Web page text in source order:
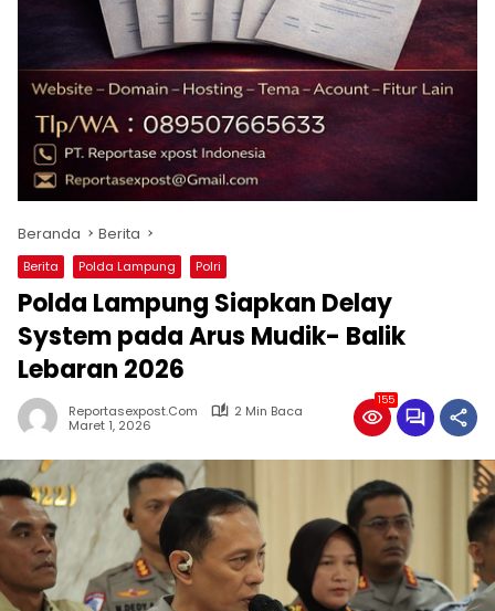
Beranda Berita
Berita Polda Lampung Polri
Polda Lampung Siapkan Delay
System pada Arus Mudik- Balik
Lebaran 2026
Reportasexpost.com
2 Min Baca
Maret 1, 2026
155